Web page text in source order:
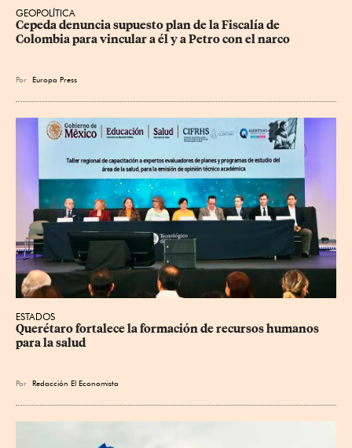
GEOPOLÍTICA
Cepeda denuncia supuesto plan de la Fiscalía de
Colombia para vincular a él y a Petro con el narco
Por Europa Press
ESTADOS
Querétaro fortalece la formación de recursos humanos
para la salud
Por Redacción El Economista